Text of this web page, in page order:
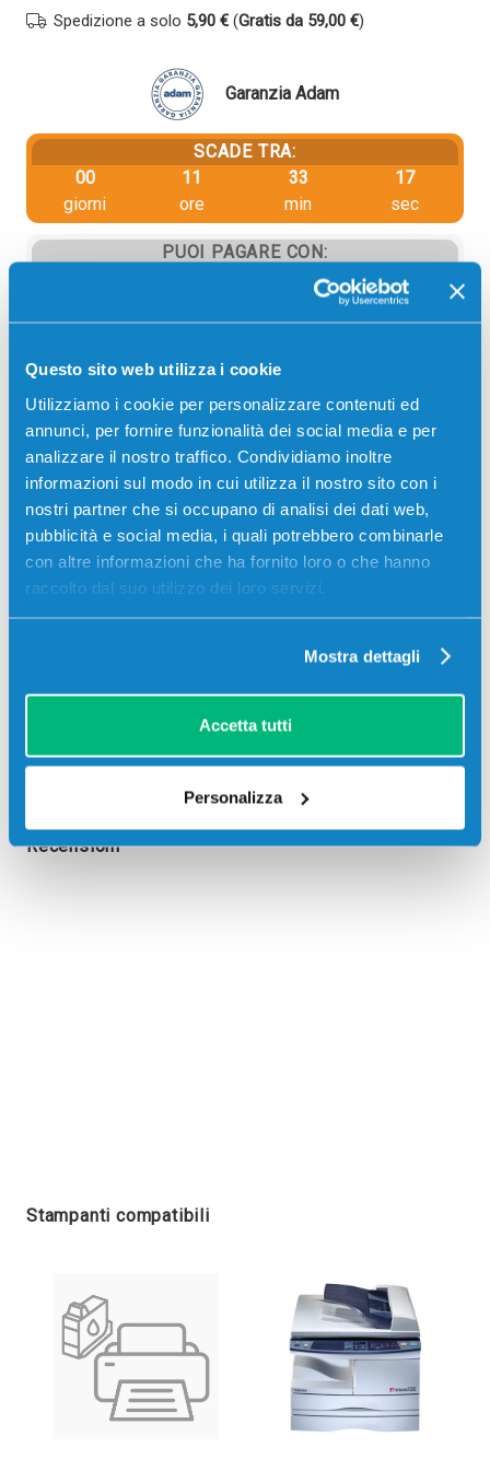
Questo sito web utilizza i cookie
Utilizziamo i cookie per personalizzare contenuti ed
annunci, per fornire funzionalità dei social media e per
analizzare il nostro traffico. Condividiamo inoltre
informazioni sul modo in cui utilizza il nostro sito con i
nostri partner che si occupano di analisi dei dati web,
pubblicità e social media, i quali potrebbero combinarle
con altre informazioni che ha fornito loro o che hanno
raccolto dal suo utilizzo dei loro servizi.
Mostra dettagli
Accetta tutti
Personalizza
Spedizione a solo 5,90 € (Gratis da 59,00 €)
Garanzia Adam
SCADE TRA:
00
giorni
11
ore
33
min
17
sec
PUOI PAGARE CON:
Carta di credito
Contrassegno
Bonifico bancario
Descrizione
Developer Toshiba 41330500000 D1200 originale
NERO 25000 pagine per Stampanti: Toshiba E-
STUDIO 12, Toshiba E-STUDIO 120
Recensioni
Stampanti compatibili